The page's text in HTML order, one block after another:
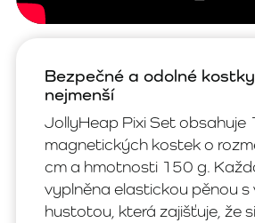
Bezpečné a odolné
nejmenší
JollyHeap Pixi Set obsahuje
magnetických kostek o
cm a hmotnosti 150 g.
vyplněna elastickou pěnou s
hustotou, která zajišťuje, že